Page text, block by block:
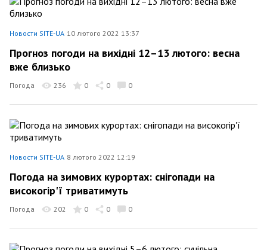
Новости SITE-UA 10 лютого 2022 13:37
Прогноз погоди на вихідні 12–13 лютого: весна
вже близько
Погода 236 0 0 0
Новости SITE-UA 8 лютого 2022 12:19
Погода на зимових курортах: снігопади на
високогір'ї триватимуть
Погода 202 0 0 0